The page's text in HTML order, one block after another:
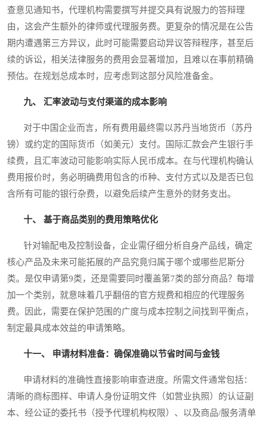
查意见通知书，代理机构需要撰写并提交具有说服力的答辩理
由，这会产生额外的律师或代理服务费。更复杂的情况是在公告
期内遭遇第三方异议，此时可能需要启动异议答辩程序，甚至后
续的诉讼，相关法律服务的费用会显著增加，且难以在事前精确
预估。在规划总成本时，应考虑到这部分风险准备金。
九、 汇率波动与支付渠道的成本影响
对于中国企业而言，所有费用最终需以苏丹当地货币（苏丹
镑）或约定的国际货币（如美元）支付。国际汇款会产生银行手
续费，且汇率波动可能影响实际人民币成本。在与代理机构确认
费用报价时，务必明确费用包含的币种、支付方式以及是否已包
含所有可能的银行杂费，以避免后续产生意外的财务支出。
十、 基于商品类别的费用策略优化
针对输配电及控制设备，企业需仔细分析自身产品线，确定
核心产品及未来可能拓展的产品究竟归属于哪个或哪些尼斯分
类。是仅申请第9类，还是需要同时覆盖第7类的部分商品？每增
加一个类别，就意味着几乎翻倍的官方规费和相应的代理服务
费。因此，需要在保护范围的广度与成本控制之间找到平衡点，
制定最具成本效益的申请策略。
十一、 申请材料准备：确保准确以节省时间与金钱
申请材料的准确性直接影响审查进度。所需文件通常包括：
清晰的商标图样、申请人身份证明文件（如营业执照）的认证副
本、经公证的委托书（授予代理机构权限）、以及商品/服务清单